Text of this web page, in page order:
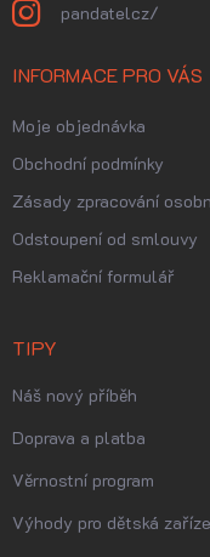
pandatelcz/
INFORMACE PRO VÁS
Moje objednávka
Obchodní podmínky
Zásady zpracování
Odstoupení od smlouvy
Reklamační formulář
TIPY
Náš nový příběh
Doprava a platba
Věrnostní program
Výhody pro dětská